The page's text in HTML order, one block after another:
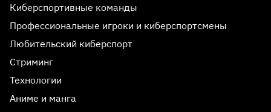
Киберспортивные команды
Профессиональные игроки и киберспортсмены
Любительский киберспорт
Стриминг
Технологии
Аниме и манга